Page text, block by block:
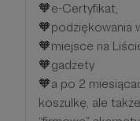
🧡e-Certyfikat,
🧡podziękowania
🧡miejsce na
🧡gadżety
🧡a po 2
koszulkę, ale